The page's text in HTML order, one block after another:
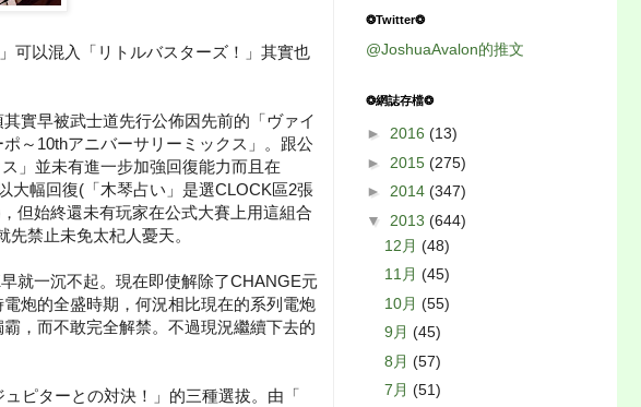
可以混入「リトルバスターズ！」其實也
實早被武士道先行公佈因先前的「ヴァイ
～10thアニバーサリーミックス」。跟公
」並未有進一步加強回復能力而且在
大幅回復(「木琴占い」是選CLOCK區2張
但始終還未有玩家在公式大賽上用這組合
禁止未免太杞人憂天。
就一沉不起。現在即使解除了CHANGE元
炮的全盛時期，何況相比現在的系列電炮
，而不敢完全解禁。不過現況繼續下去的
ピターとの対決！」的三種選拔。由「
❂Twitter❂
@JoshuaAvalon的推文
❂網誌存檔❂
► 2016 (13)
► 2015 (275)
► 2014 (347)
▼ 2013 (644)
12月 (48)
11月 (45)
10月 (55)
9月 (45)
8月 (57)
7月 (51)